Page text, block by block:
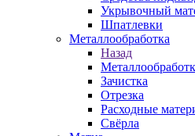
Укрывочный
Шпатлевки
Металлообработка
Назад
Зачистка
Отрезка
Расходные
Свёрла